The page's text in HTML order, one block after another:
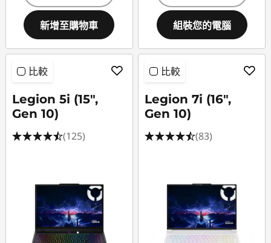
新增至購物車 組裝您的電腦
比較
Legion 5i (15",
Gen 10)
(125)
比較
Legion 7i (16",
Gen 10)
(83)